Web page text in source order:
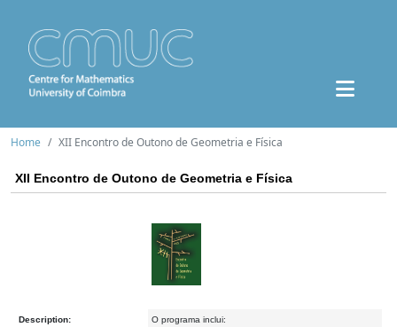
Home XII Encontro de Outono de Geometria e Física
XII Encontro de Outono de Geometria e Física
Description:
O programa inclui: